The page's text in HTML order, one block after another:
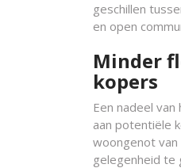
geschillen
en open
Minder
kopers
Een nadeel
aan potentiële
woongenot
gelegenheid te